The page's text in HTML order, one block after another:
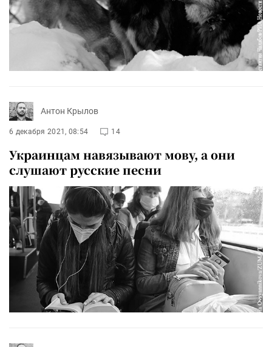
Антон Крылов
6 декабря 2021, 08:54 14
Украинцам навязывают мову, а они
слушают русские песни